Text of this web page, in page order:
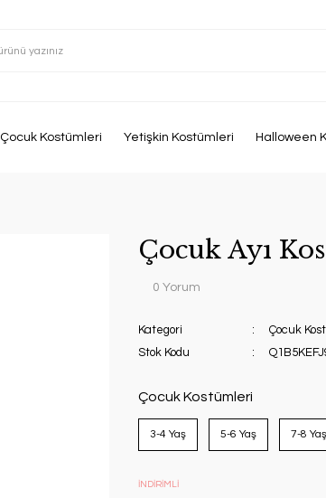
Çocuk Kostümleri Yetişkin Kostümleri Halloween
Çocuk Ayı
0 Yorum
Kategori
Çocuk
Stok Kodu
Çocuk Kostümleri
3-4 Yaş 5-6 Yaş 7-8 Yaş
İNDİRİMLİ